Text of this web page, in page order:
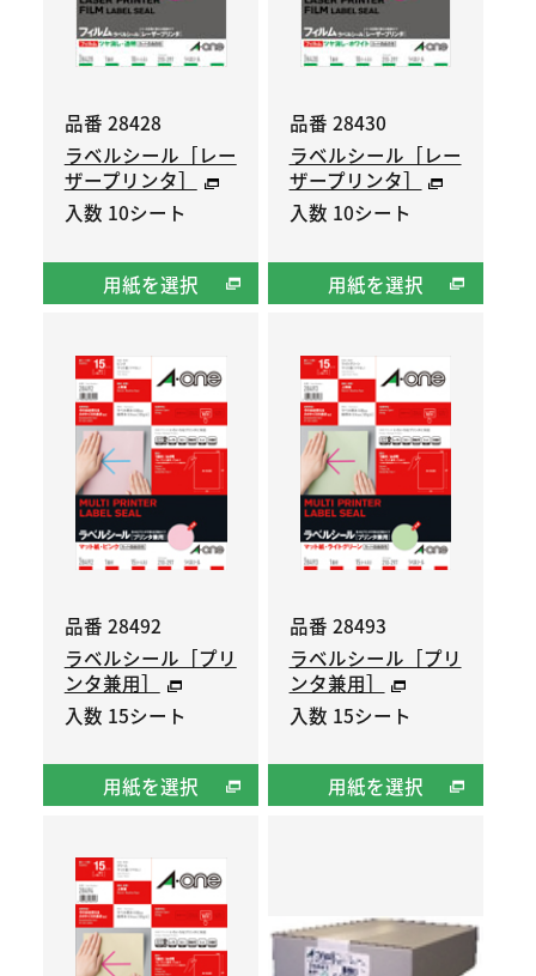
品番 28428
ラベルシール［レー
ザープリンタ］
入数 10シート
用紙を選択
品番 28430
ラベルシール［レー
ザープリンタ］
入数 10シート
用紙を選択
品番 28492
ラベルシール［プリ
ンタ兼用］
入数 15シート
用紙を選択
品番 28493
ラベルシール［プリ
ンタ兼用］
入数 15シート
用紙を選択